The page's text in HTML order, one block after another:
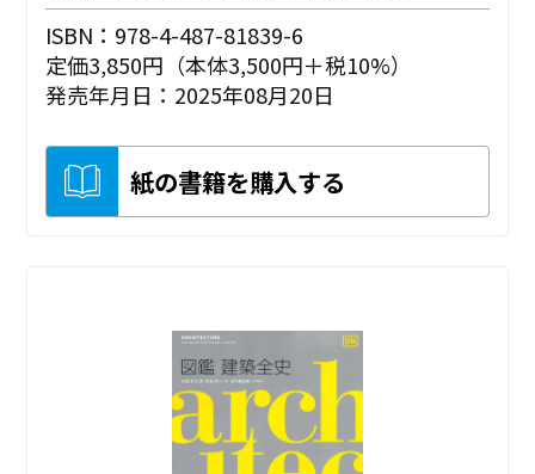
ISBN：978-4-487-81839-6
定価3,850円（本体3,500円＋税10%）
発売年月日：2025年08月20日
紙の書籍を購入する